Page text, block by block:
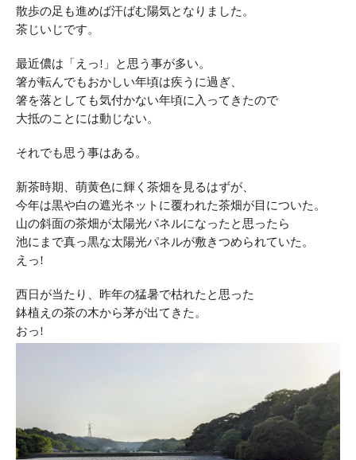
散歩の足も進めば汗ばむ陽気となりました。
茶じいじです。
最近儂は「えっ!」と思う事が多い。
箸が転んでもおかしい年頃は疾うに過ぎ、
箸を落としても気付かない年頃に入ってきたので
大抵のことには動じない。
それでも思う事はある。
新茶時期、萌黄色に輝く茶畑を見るはずが、
今年は黒や白の遮光ネットに覆われた茶畑が目についた。
山の斜面の茶畑が太陽光パネルになったと思ったら
池にまで真っ黒な太陽光パネルが敷きつめられていた。
えっ!
西日が当たり、昨年の猛暑で枯れたと思った
鉢植えの茶の木から茅が出てきた。
おっ!